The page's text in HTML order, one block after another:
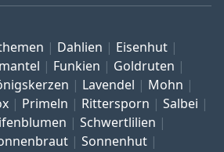
Dahlien
Eisenhut
Funkien
Goldruten
Lavendel
Mohn
Primeln Rittersporn
Salbei
Schwertlilien
Sonnenhut